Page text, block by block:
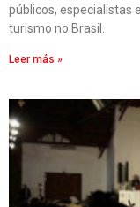
públicos, especialistas
turismo no Brasil.
Leer más »